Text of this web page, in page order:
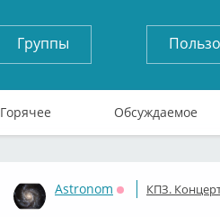
Группы
Горячее Обсуждаемое
Astronom
Оффлайн
КПЗ.